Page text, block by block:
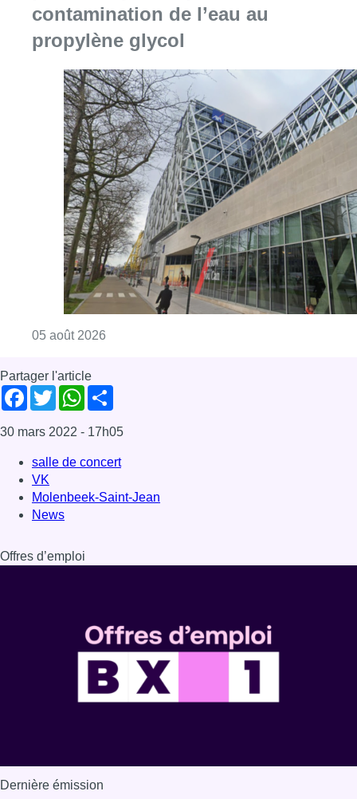
contamination de l’eau au
propylène glycol
05 août 2026
Partager l'article
Facebook
TwitterWhatsApp
30 mars 2022 - 17h05
salle de concert
VK
Molenbeek-Saint-Jean
News
Offres d’emploi
Dernière émission